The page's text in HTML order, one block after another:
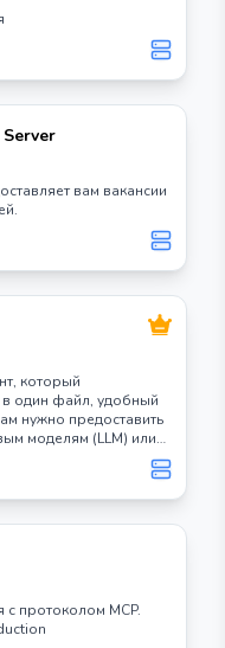
вам вакансии
который
в один файл, удобный
нужно предоставить
моделям (LLM) или
ChatGPT,
Grok и другим.
с протоколом MCP.